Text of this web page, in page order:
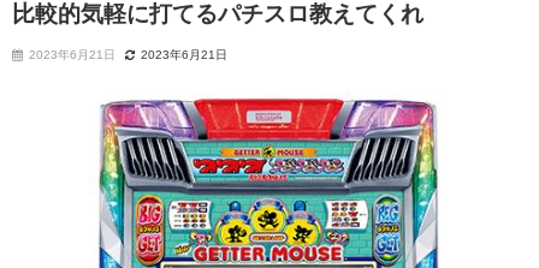
比較的気軽に打てるパチスロ教えてくれ
2023年6月21日 2023年6月21日